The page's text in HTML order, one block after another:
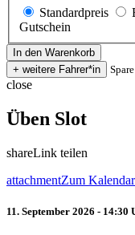
Standardpreis
Gutschein
close
Üben Slot
shareLink teilen
attachmentZum
11. September 2026 - 14:30